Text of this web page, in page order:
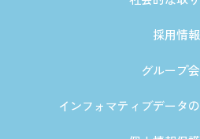
採用情報
グループ
インフォマティブデータ